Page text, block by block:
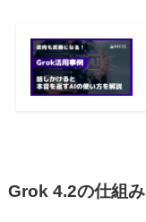
Grok 4.2の仕組み